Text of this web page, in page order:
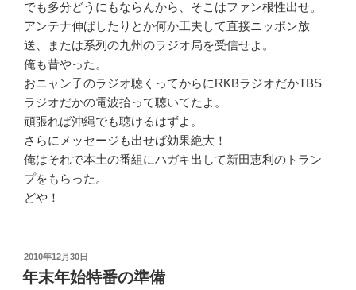
でも多分どうにもならんから、そこはファン根性出せ。
アンテナ伸ばしたりとか何か工夫して直接ニッポン放
送、または系列の九州のラジオ局を受信せよ。
俺も昔やった。
おニャン子のラジオ聴くってからにRKBラジオだかTBS
ラジオだかの電波拾って聴いてたよ。
頑張れば沖縄でも聴けるはずよ。
さらにメッセージも出せば効果絶大！
俺はそれで本土の番組にハガキ出して新田恵利のトラン
プをもらった。
どや！
投
稿
日:
2010年12月30日
年末年始特番の準備